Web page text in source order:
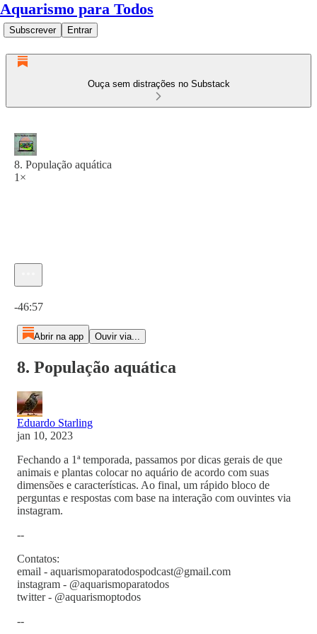
Aquarismo para Todos
Subscrever Entrar
Ouça sem distrações no Substack
8. População aquática
1×
-46:57
Abrir na app Ouvir via...
8. População aquática
Eduardo Starling
jan 10, 2023
Fechando a 1ª temporada, passamos por dicas gerais de que
animais e plantas colocar no aquário de acordo com suas
dimensões e características. Ao final, um rápido bloco de
perguntas e respostas com base na interação com ouvintes via
instagram.
--
Contatos:
email - aquarismoparatodospodcast@gmail.com
instagram - @aquarismoparatodos
twitter - @aquarismoptodos
--